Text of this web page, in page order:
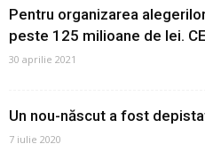
Pentru organizarea
peste 125 milioane de lei.
30 aprilie 2021
Un nou-născut a fost
7 iulie 2020